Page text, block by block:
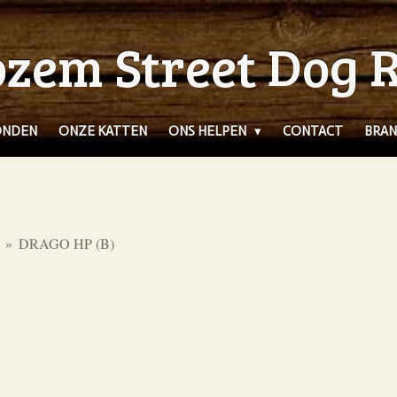
Street Dog
ONZE KATTEN ONS HELPEN CONTACT BRAN
» DRAGO HP (B)